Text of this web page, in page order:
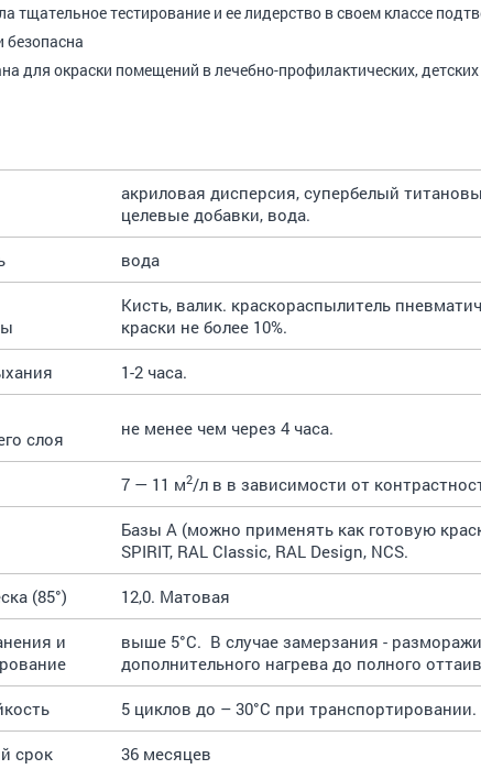
тщательное тестирование и ее лидерство в своем классе
безопасна
для окраски помещений в лечебно-профилактических,
акриловая дисперсия, супербелый
целевые добавки, вода.
вода
Кисть, валик. краскораспылитель
краски не более 10%.
1-2 часа.
слоя
не менее чем через 4 часа.
7 — 11 м2/л в в зависимости от
Базы А (можно применять как готовую
SPIRIT, RAL Classic, RAL Design, NCS.
(85°) 12,0. Матовая
и
выше 5°С. В случае замерзания -
дополнительного нагрева до полного
5 циклов до – 30°С при транспортировании.
срок 36 месяцев